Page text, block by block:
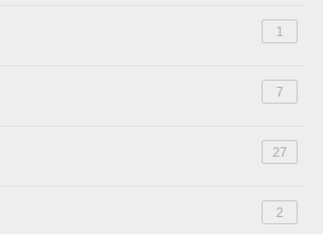
1
7
27
2